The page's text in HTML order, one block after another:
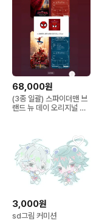
68,000원
(3종 일괄) 스파이더맨 브
랜드 뉴 데이 오리지널 티
3,000원
sd그림 커미션